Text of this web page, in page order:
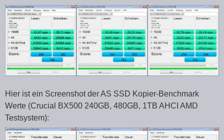
Hier ist ein Screenshot der AS SSD Kopier-Benchmark
Werte (Crucial BX500 240GB, 480GB, 1TB AHCI AMD
Testsystem):